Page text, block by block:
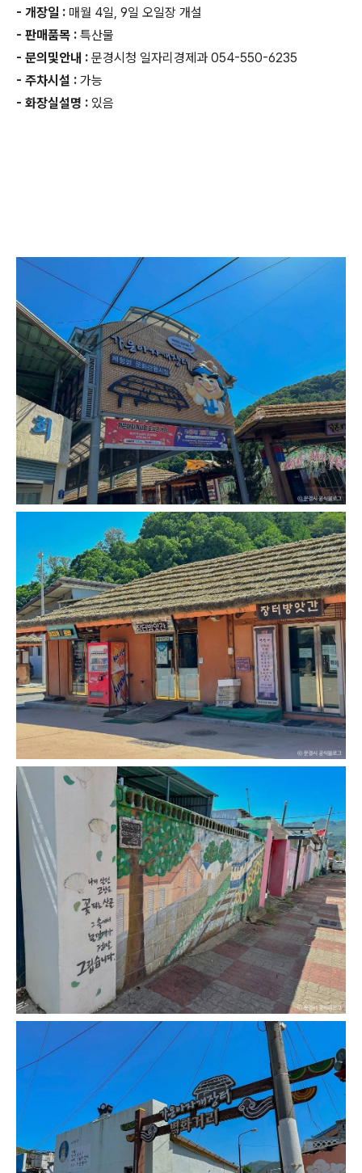
- 개장일 : 매월 4일, 9일 오일장 개설
- 판매품목 : 특산물
- 문의및안내 : 문경시청 일자리경제과 054-550-6235
- 주차시설 : 가능
- 화장실설명 : 있음